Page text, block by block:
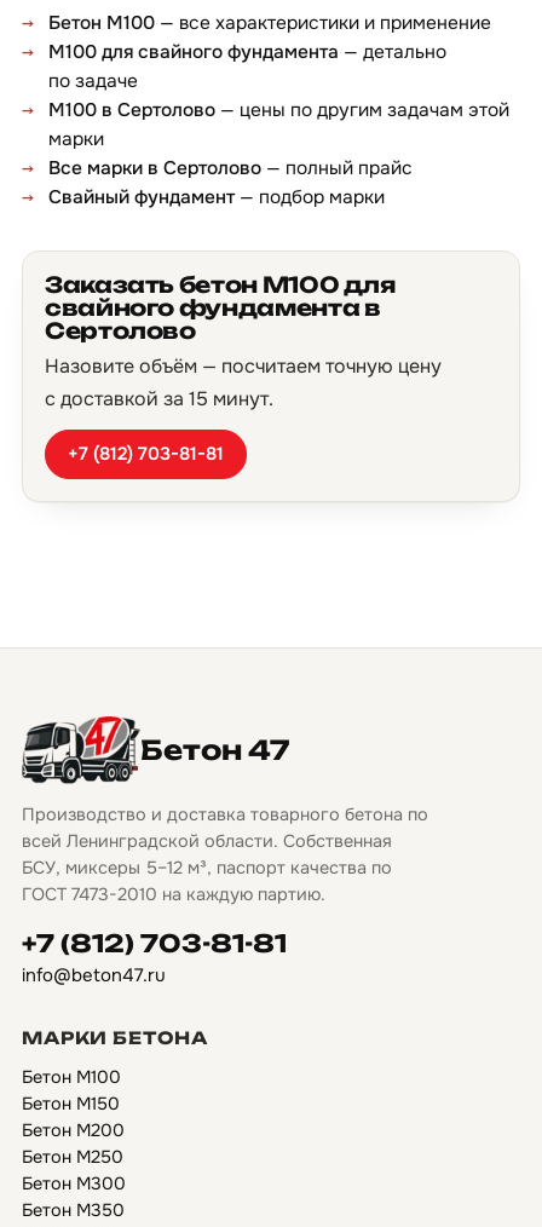
Бетон М100 — все характеристики и применение
М100 для свайного фундамента — детально
по задаче
М100 в Сертолово — цены по другим задачам этой
марки
Все марки в Сертолово — полный прайс
Свайный фундамент— подбор марки
Заказать бетон М100 для
свайного фундамента в
Сертолово
Назовите объём — посчитаем точную цену
с доставкой за 15 минут.
+7 (812) 703-81-81
Бетон 47
Производство и доставка товарного бетона по
всей Ленинградской области. Собственная
БСУ, миксеры 5–12 м³, паспорт качества по
ГОСТ 7473-2010 на каждую партию.
+7 (812) 703-81-81
info@beton47.ru
МАРКИ БЕТОНА
Бетон М100
Бетон М150
Бетон М200
Бетон М250
Бетон М300
Бетон М350